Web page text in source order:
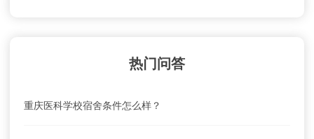
热门问答
重庆医科学校宿舍条件怎么样？